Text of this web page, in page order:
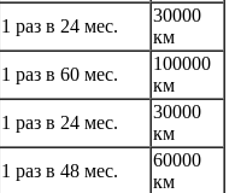
1 раз в 24 мес.
30000
км
1 раз в 60 мес.
100000
км
1 раз в 24 мес.
30000
км
1 раз в 48 мес.
60000
км